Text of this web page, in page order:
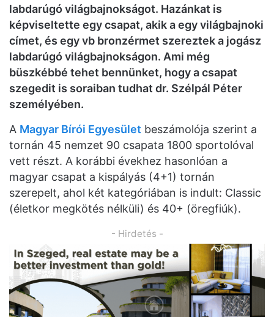
labdarúgó világbajnokságot. Hazánkat is
képviseltette egy csapat, akik a egy világbajnoki
címet, és egy vb bronzérmet szereztek a jogász
labdarúgó világbajnokságon. Ami még
büszkébbé tehet bennünket, hogy a csapat
szegedit is soraiban tudhat dr. Szélpál Péter
személyében.
A Magyar Bírói Egyesület beszámolója szerint a
tornán 45 nemzet 90 csapata 1800 sportolóval
vett részt. A korábbi évekhez hasonlóan a
magyar csapat a kispályás (4+1) tornán
szerepelt, ahol két kategóriában is indult: Classic
(életkor megkötés nélküli) és 40+ (öregfiúk).
- Hirdetés -